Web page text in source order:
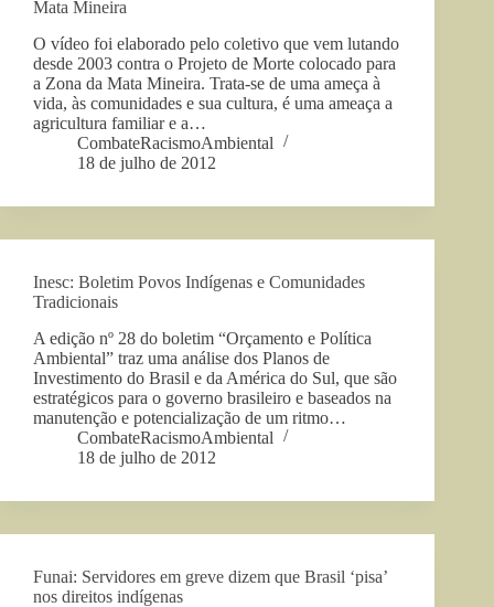
Mata Mineira
O vídeo foi elaborado pelo coletivo que vem lutando
desde 2003 contra o Projeto de Morte colocado para
a Zona da Mata Mineira. Trata-se de uma ameça à
vida, às comunidades e sua cultura, é uma ameaça a
agricultura familiar e a…
CombateRacismoAmbiental
18 de julho de 2012
Inesc: Boletim Povos Indígenas e Comunidades
Tradicionais
A edição nº 28 do boletim “Orçamento e Política
Ambiental” traz uma análise dos Planos de
Investimento do Brasil e da América do Sul, que são
estratégicos para o governo brasileiro e baseados na
manutenção e potencialização de um ritmo…
CombateRacismoAmbiental
18 de julho de 2012
Funai: Servidores em greve dizem que Brasil ‘pisa’
nos direitos indígenas